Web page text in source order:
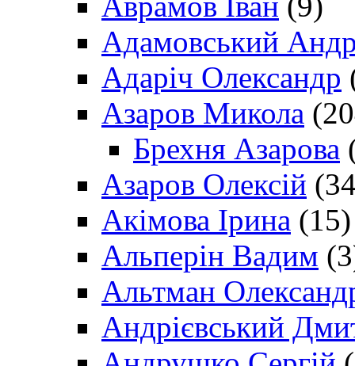
Адамовський
Адаріч Олександр
Азаров Микола
Брехня Азарова
Азаров Олексій
Акімова Ірина (15)
Альперін Вадим
Альтман
Андрієвський